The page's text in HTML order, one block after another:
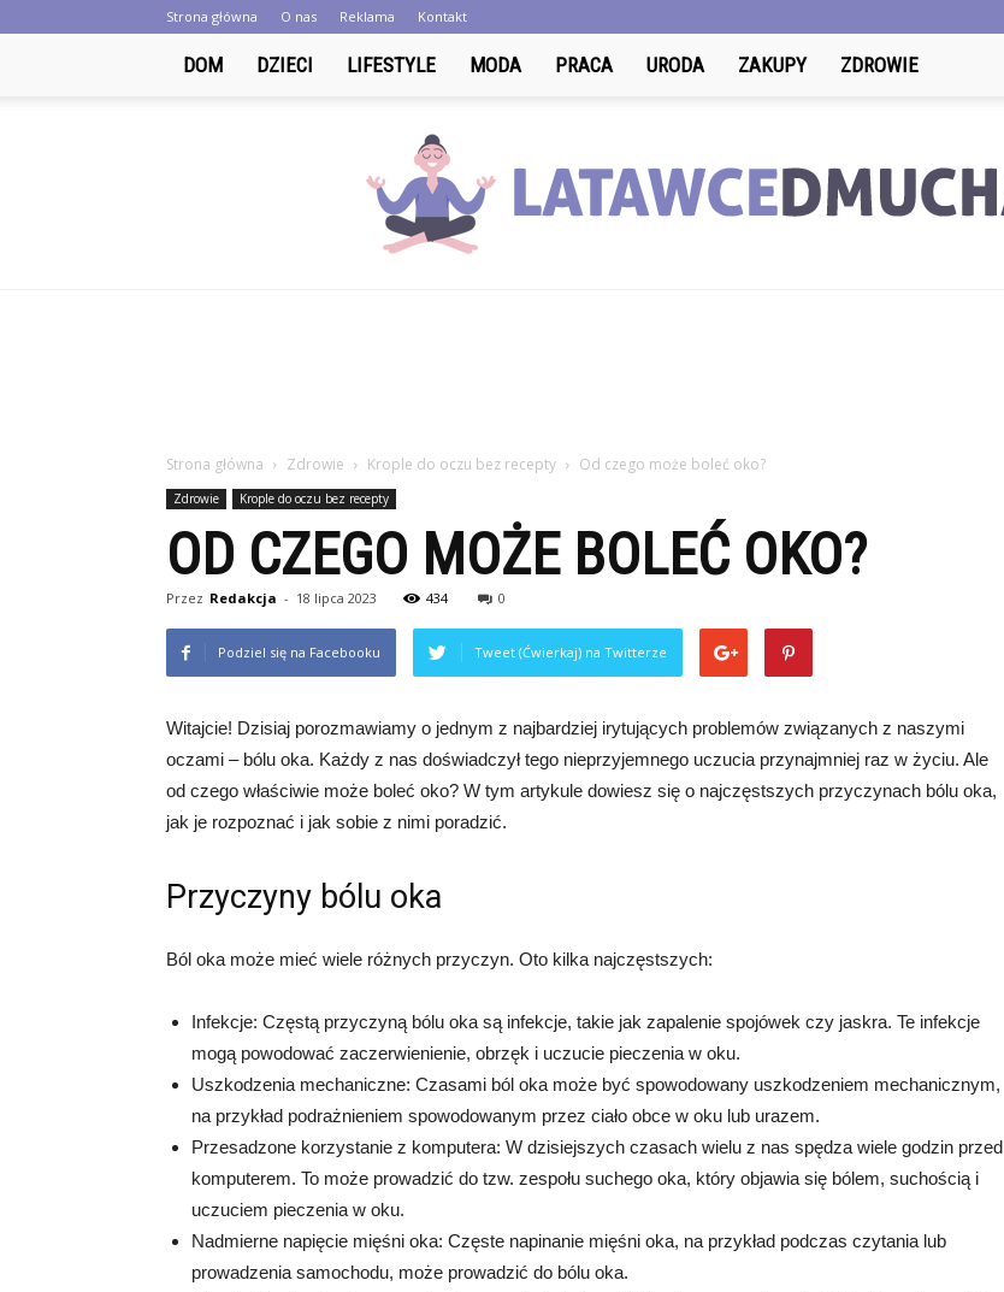
Strona główna O nas Reklama Kontakt
DOM DZIECI LIFESTYLE MODA PRACA URODA ZAKUPY ZDROWIE
Strona główna Zdrowie Krople do oczu bez recepty Od czego może boleć oko?
Zdrowie Krople do oczu bez recepty
OD CZEGO MOŻE BOLEĆ OKO?
Przez Redakcja - 18 lipca 2023 434 0
Podziel się na Facebooku Tweet (Ćwierkaj) na Twitterze
Witajcie! Dzisiaj porozmawiamy o jednym z najbardziej irytujących problemów związanych z naszymi
oczami – bólu oka. Każdy z nas doświadczył tego nieprzyjemnego uczucia przynajmniej raz w życiu. Ale
od czego właściwie może boleć oko? W tym artykule dowiesz się o najczęstszych przyczynach bólu oka,
jak je rozpoznać i jak sobie z nimi poradzić.
Przyczyny bólu oka
Ból oka może mieć wiele różnych przyczyn. Oto kilka najczęstszych:
Infekcje: Częstą przyczyną bólu oka są infekcje, takie jak zapalenie spojówek czy jaskra. Te infekcje
mogą powodować zaczerwienienie, obrzęk i uczucie pieczenia w oku.
Uszkodzenia mechaniczne: Czasami ból oka może być spowodowany uszkodzeniem mechanicznym,
na przykład podrażnieniem spowodowanym przez ciało obce w oku lub urazem.
Przesadzone korzystanie z komputera: W dzisiejszych czasach wielu z nas spędza wiele godzin przed
komputerem. To może prowadzić do tzw. zespołu suchego oka, który objawia się bólem, suchością i
uczuciem pieczenia w oku.
Nadmierne napięcie mięśni oka: Częste napinanie mięśni oka, na przykład podczas czytania lub
prowadzenia samochodu, może prowadzić do bólu oka.